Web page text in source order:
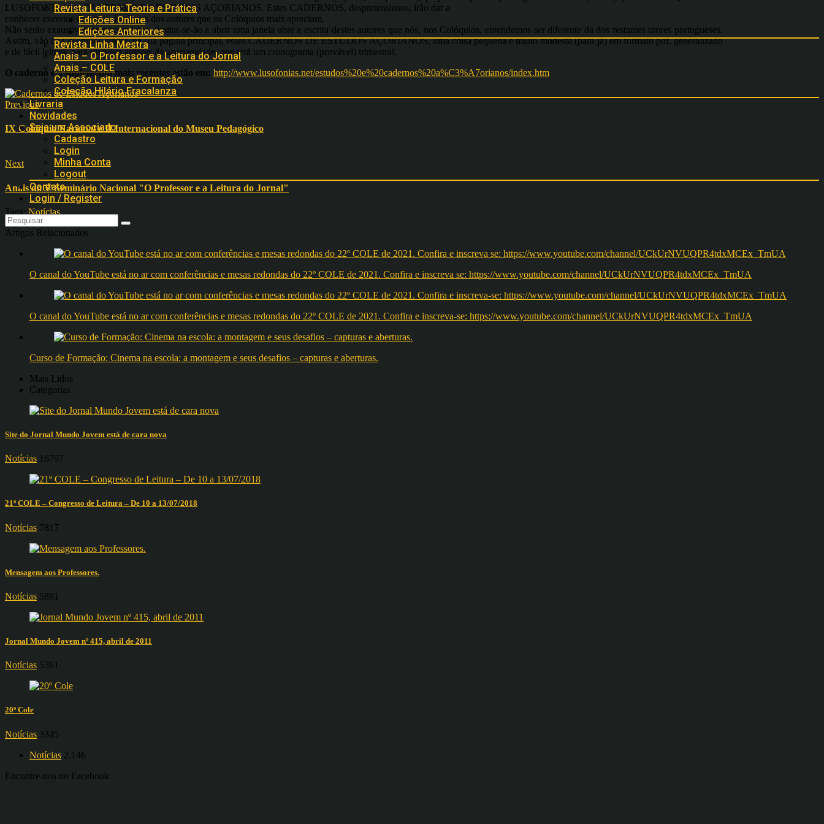
Revista Leitura: Teoria e Prática
Edições Online
Edições Anteriores
Revista Linha Mestra
Anais – O Professor e a Leitura do Jornal
Anais – COLE
Coleção Leitura e Formação
Coleção Hilário Fracalanza
Livraria
Novidades
Seja um Associado
Cadastro
Login
Minha Conta
Logout
Contato
Login / Register
LUSOFONIA, dos CADERNOS DE ESTUDOS AÇORIANOS. Estes CADERNOS, despretensiosos, irão dar a
conhecer excertos de obras de alguns dos autores que os Colóquios mais apreciam.
Não serão exaustivos nem completos, limitar-se-ão a abrir uma janela abre a escrita destes autores que nós, nos Colóquios, entendemos ser diferente da dos restantes utores portugueses.
Assim, vão os Colóquios lançar, na sua página principal, esses CADERNOS DE ESTUDOS AÇORIANOS, uma coisa pequena e muito modesta (para já) em formato pdf, generalizado
e de fácil leitura, para divulgar autores da açorianidade, que terá um cronograma (provável) trimestral.
O caderno e o suplemento mais recentes estão em: http://www.lusofonias.net/estudos%20e%20cadernos%20a%C3%A7orianos/index.htm
Previous
IX Colóquio Nacional e II Internacional do Museu Pedagógico
Next
Anais do 5º Seminário Nacional "O Professor e a Leitura do Jornal"
Tags:Notícias
Artigos Relacionados
O canal do YouTube está no ar com conferências e mesas redondas do 22º COLE de 2021. Confira e inscreva se: https://www.youtube.com/channel/UCkUrNVUQPR4tdxMCEx_TmUA
O canal do YouTube está no ar com conferências e mesas redondas do 22º COLE de 2021. Confira e inscreva-se: https://www.youtube.com/channel/UCkUrNVUQPR4tdxMCEx_TmUA
Curso de Formação: Cinema na escola: a montagem e seus desafios – capturas e aberturas.
Mais Lidos
Categorias
Site do Jornal Mundo Jovem está de cara nova
Notícias 16797
21º COLE – Congresso de Leitura – De 10 a 13/07/2018
Notícias 7817
Mensagem aos Professores.
Notícias 5881
Jornal Mundo Jovem nº 415, abril de 2011
Notícias 5361
20º Cole
Notícias 3345
Notícias 2.146
Encontre-nos no Facebook